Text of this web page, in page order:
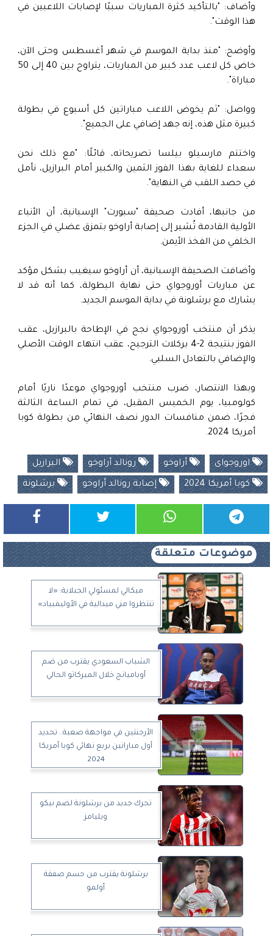
وأضاف: "بالتأكيد كثرة المباريات سببًا لإصابات اللاعبين في
هذا الوقت".
وأوضح: "منذ بداية الموسم في شهر أغسطس وحتى الآن،
خاض كل لاعب عدد كبير من المباريات، يتراوح بين 40 إلى 50
مباراة".
وواصل: "ثم يخوض اللاعب مباراتين كل أسبوع في بطولة
كبيرة مثل هذه، إنه جهد إضافي على الجميع".
واختتم مارسيلو بيلسا تصريحاته، قائلًا: "مع ذلك نحن
سعداء للغاية بهذا الفوز الثمين والكبير أمام البرازيل، نأمل
في حصد اللقب في النهاية".
من جانبها، أفادت صحيفة "سبورت" الإسبانية، أن الأنباء
الأولية القادمة تُشير إلى إصابة أراوخو بتمزق عضلي في الجزء
الخلفي من الفخذ الأيمن.
وأضافت الصحيفة الإسبانية، أن أراوخو سيغيب بشكل مؤكد
عن مباريات أوروجواي حتى نهاية البطولة، كما أنه قد لا
يشارك مع برشلونة في بداية الموسم الجديد.
يذكر أن منتخب أوروجواي نجح في الإطاحة بالبرازيل، عقب
الفوز بنتيجة 2-4 بركلات الترجيح، عقب انتهاء الوقت الأصلي
والإضافي بالتعادل السلبي.
وبهذا الانتصار، ضرب منتخب أوروجواي موعدًا ناريًا أمام
كولومبيا، يوم الخميس المقبل، في تمام الساعة الثالثة
فجرًا، ضمن منافسات الدور نصف النهائي من بطولة كوبا
أمريكا 2024.
اوروجواى أراوخو رونالد أراوخو البرازيل
كوبا أمريكا 2024 إصابة رونالد أراوخو برشلونة
موضوعات متعلقة
ميكالي لمسئولي الجبلاية: «لا
تنتظروا مني ميدالية في الأوليمبياد»
الشباب السعودي يقترب من ضم
أوباميانج خلال الميركاتو الحالي
الأرجنتين في مواجهة صعبة.. تحديد
أول مباراتين بربع نهائي كوبا أمريكا
2024
تحرك جديد من برشلونة لضم نيكو
ويليامز
برشلونة يقترب من حسم صفقة
أولمو